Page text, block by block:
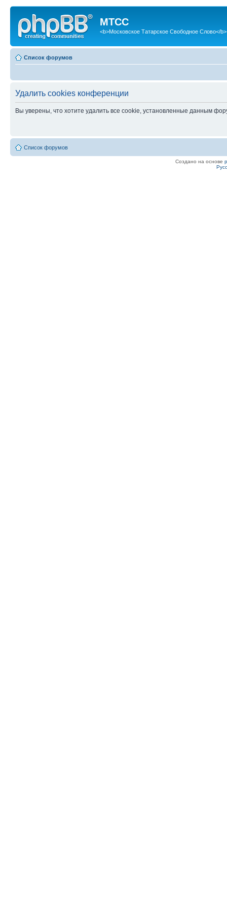
МТСС
<b>Московское Татарское Свободное Слово</b>
Список форумов
Удалить cookies конференции
Вы уверены, что хотите удалить все cookie, установленные данным
Список форумов
Создано на основе